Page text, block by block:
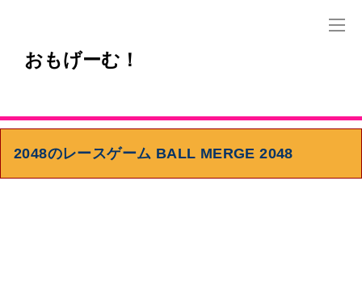
おもげーむ！
2048のレースゲーム BALL MERGE 2048